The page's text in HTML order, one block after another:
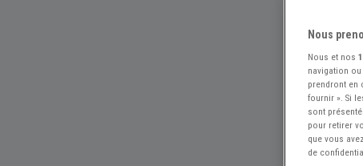
Nous
Nous et nos
navigation
prendront en
fournir ». Si
sont
pour retirer
que vous
de